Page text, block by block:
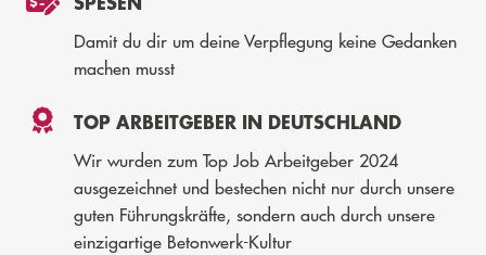
Damit du dir um deine Verpflegung keine Gedanken
machen musst
TOP ARBEITGEBER IN DEUTSCHLAND
Wir wurden zum Top Job Arbeitgeber 2024
ausgezeichnet und bestechen nicht nur durch unsere
guten Führungskräfte, sondern auch durch unsere
einzigartige Betonwerk-Kultur